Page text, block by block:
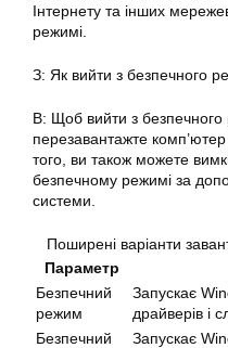
Інтернету та інших
режимі.
З: Як вийти з безпечного
В: Щоб вийти з
перезавантажте
того, ви також можете
безпечному режимі за
системи.
Поширені варіанти
Параметр
Безпечний
режим
Запускає
драйверів і
Безпечний
Запускає